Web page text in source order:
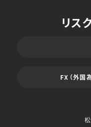
リス
FX（外国